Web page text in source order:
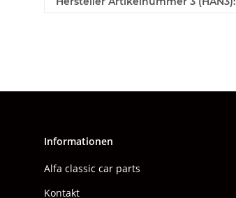
Informationen
Alfa classic car parts
Kontakt